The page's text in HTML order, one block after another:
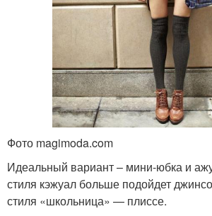
Фото magimoda.com
Идеальный вариант – мини-юбка и
стиля кэжуал больше подойдет
стиля «школьница» — плиссе.